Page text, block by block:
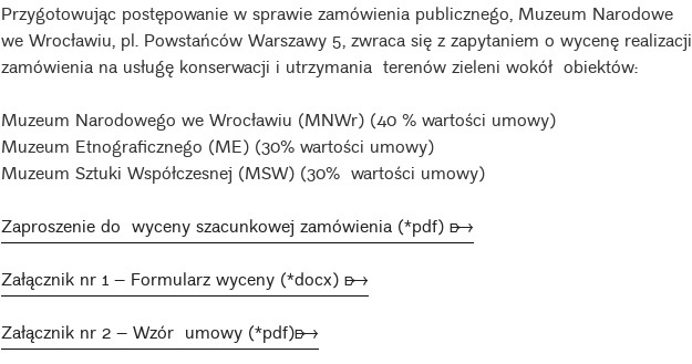
Przygotowując postępowanie w sprawie zamówienia publicznego, Muzeum Narodowe
we Wrocławiu, pl. Powstańców Warszawy 5, zwraca się z zapytaniem o wycenę realizacji
zamówienia na usługę konserwacji i utrzymania terenów zieleni wokół obiektów:
Muzeum Narodowego we Wrocławiu (MNWr) (40 % wartości umowy)
Muzeum Etnograficznego (ME) (30% wartości umowy)
Muzeum Sztuki Współczesnej (MSW) (30% wartości umowy)
Zaproszenie do wyceny szacunkowej zamówienia (*pdf) ➸
Załącznik nr 1 – Formularz wyceny (*docx) ➸
Załącznik nr 2 – Wzór umowy (*pdf)➸